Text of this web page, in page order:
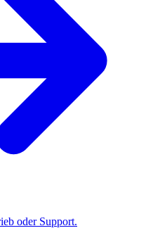
oder Support.